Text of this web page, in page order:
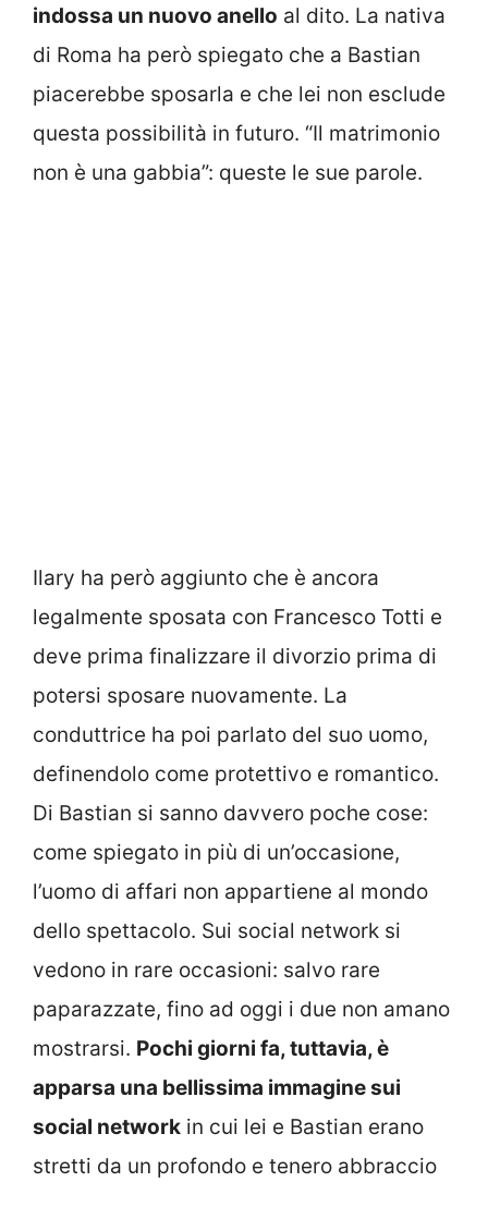
indossa un nuovo anello al dito. La nativa
di Roma ha però spiegato che a Bastian
piacerebbe sposarla e che lei non esclude
questa possibilità in futuro. “Il matrimonio
non è una gabbia”: queste le sue parole.
Ilary ha però aggiunto che è ancora
legalmente sposata con Francesco Totti e
deve prima finalizzare il divorzio prima di
potersi sposare nuovamente. La
conduttrice ha poi parlato del suo uomo,
definendolo come protettivo e romantico.
Di Bastian si sanno davvero poche cose:
come spiegato in più di un’occasione,
l’uomo di affari non appartiene al mondo
dello spettacolo. Sui social network si
vedono in rare occasioni: salvo rare
paparazzate, fino ad oggi i due non amano
mostrarsi. Pochi giorni fa, tuttavia, è
apparsa una bellissima immagine sui
social network in cui lei e Bastian erano
stretti da un profondo e tenero abbraccio